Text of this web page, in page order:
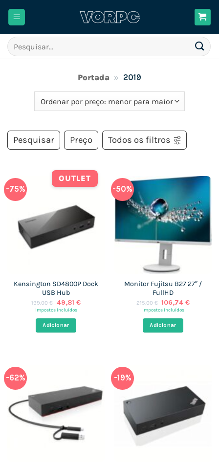
Pesquisar
por:
Portada » 2019
Pesquisar Preço Todos os filtros
-75%
OUTLET
Kensington SD4800P Dock
USB Hub
199,00€ O
preço
era:
199,00 €.
49,81 €O
impostos incluídos
Adicionar
-50%
Monitor Fujitsu B27 27″ /
FullHD
215,00€ O
preço
era:
215,00 €.
106,74€O
impostos incluídos
Adicionar
-62% -19%